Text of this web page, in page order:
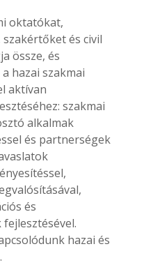
oktatókat,
és civil
össze, és
hazai szakmai
aktívan
szakmai
alkalmak
és partnerségek
és
hazai és